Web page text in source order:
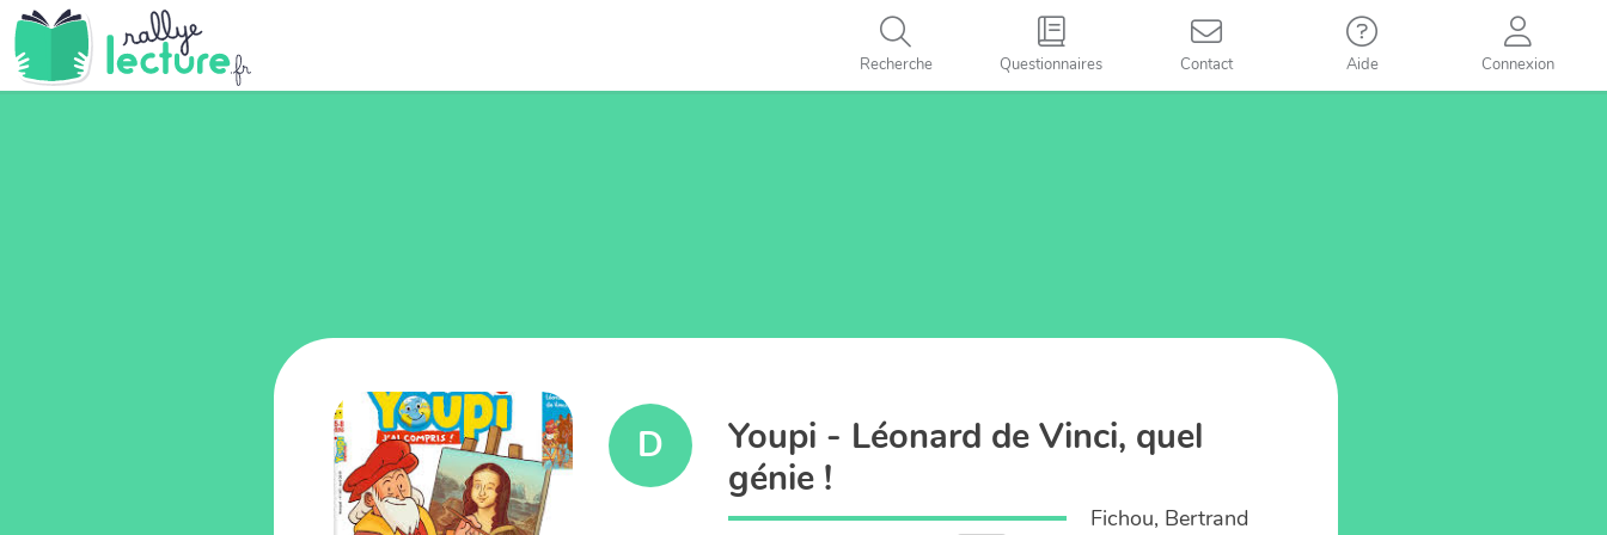
Recherche Questionnaires Contact Aide Connexion
D
Youpi - Léonard de Vinci, quel
génie !
Fichou, Bertrand